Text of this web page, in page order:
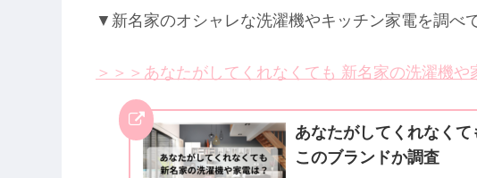
▼新名家のオシャレな洗濯機やキッチン家電を調べ
＞＞＞あなたがしてくれなくても 新名家の洗濯機
あなたがしてくれなく
このブランドか調査